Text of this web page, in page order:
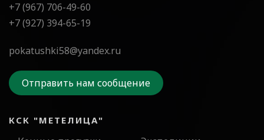
+7 (967) 706-49-60
+7 (927) 394-65-19
pokatushki58@yandex.ru
Отправить нам сообщение
КСК "МЕТЕЛИЦА"